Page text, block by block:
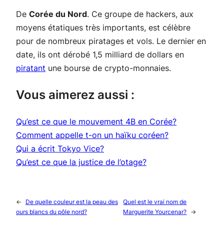
De Corée du Nord. Ce groupe de hackers, aux
moyens étatiques très importants, est célèbre
pour de nombreux piratages et vols. Le dernier en
date, ils ont dérobé 1,5 milliard de dollars en
piratant une bourse de crypto-monnaies.
Vous aimerez aussi :
Qu’est ce que le mouvement 4B en Corée?
Comment appelle t-on un haïku coréen?
Qui a écrit Tokyo Vice?
Qu’est ce que la justice de l’otage?
←
De quelle couleur est la peau des
ours blancs du pôle nord?
Quel est le vrai nom de
Marguerite Yourcenar? →